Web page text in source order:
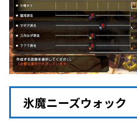
氷魔ニーズウォック